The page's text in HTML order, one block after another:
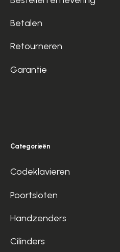
Betalen
Retourneren
Garantie
Categorieën
Codeklavieren
Poortsloten
Handzenders
Cilinders